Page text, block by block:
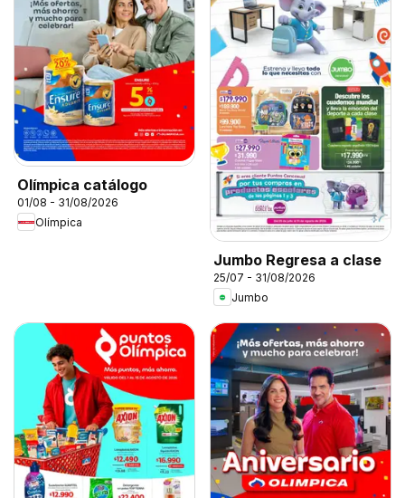
Olímpica catálogo
01/08 - 31/08/2026
Olímpica
Jumbo Regresa a clase
25/07 - 31/08/2026
Jumbo